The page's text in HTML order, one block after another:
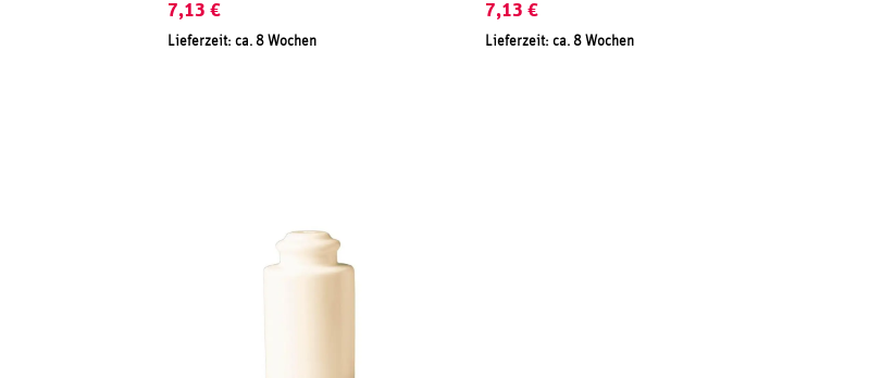
7,13 €
Lieferzeit: ca. 8 Wochen
7,13 €
Lieferzeit: ca. 8 Wochen